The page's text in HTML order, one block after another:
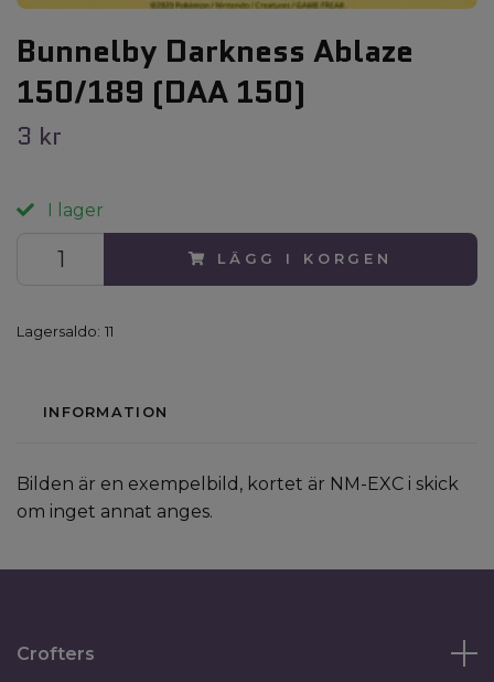
Bunnelby Darkness Ablaze
150/189 (DAA 150)
3 kr
I lager
LÄGG I KORGEN
Lagersaldo: 11
INFORMATION
Bilden är en exempelbild, kortet är NM-EXC i skick
om inget annat anges.
Crofters